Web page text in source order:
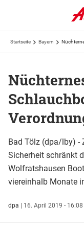
Startseite Bayern
Bad Tölz (dpa/lby) -
Sicherheit schränkt
Wolfratshausen
viereinhalb Monate
dpa | 16. April 2019 - 16:08